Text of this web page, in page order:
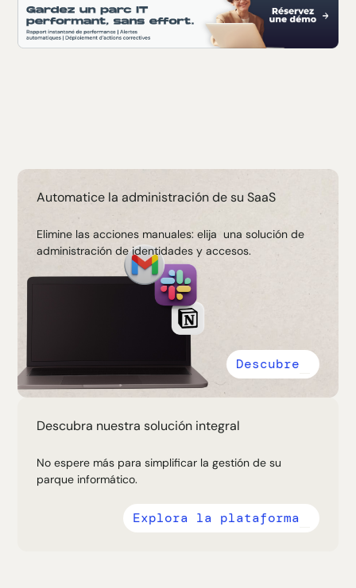
Automatice la administración de su SaaS
Elimine las acciones manuales: elija una solución de
administración de identidades y accesos.
Descubre
Descubra nuestra solución integral
No espere más para simplificar la gestión de su
parque informático.
Explora la plataforma